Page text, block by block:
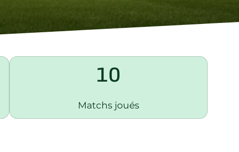
10
Matchs joués